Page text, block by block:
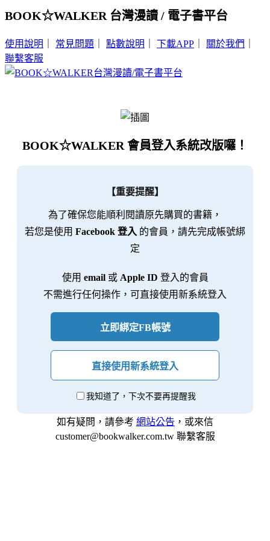
BOOK☆WALKER 台灣漫讀 / 電子書平台
使用說明 常見問題 點數說明 下載APP 關於我們
聯繫客服
BOOK☆WALKER 會員登入系統改版囉！
【重要提醒】
為了確保您能順利閱讀原先購買的書籍，
若您是使用 Facebook 登入 的會員，請先完成帳號綁
定
使用 email或 Apple ID 登入的會員
不需進行任何操作，可直接使用新系統登入
立即綁定FB帳號
直接使用新系統登入
我知道了，下次不要再提醒我
如有疑問，請參考 網站公告 ，或來信
customer@bookwalker.com.tw 聯繫客服